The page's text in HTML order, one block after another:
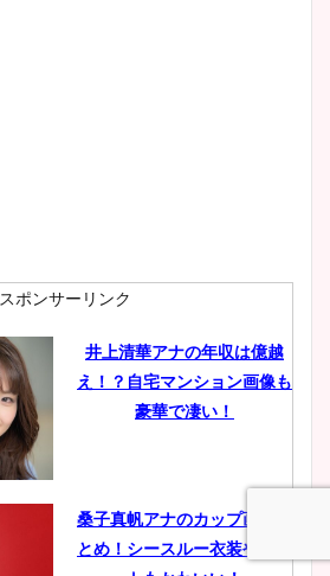
スポンサーリンク
井上清華アナの年収は億越
え！？自宅マンション画像も
豪華で凄い！
桑子真帆アナのカップ画像ま
とめ！シースルー衣装やニッ